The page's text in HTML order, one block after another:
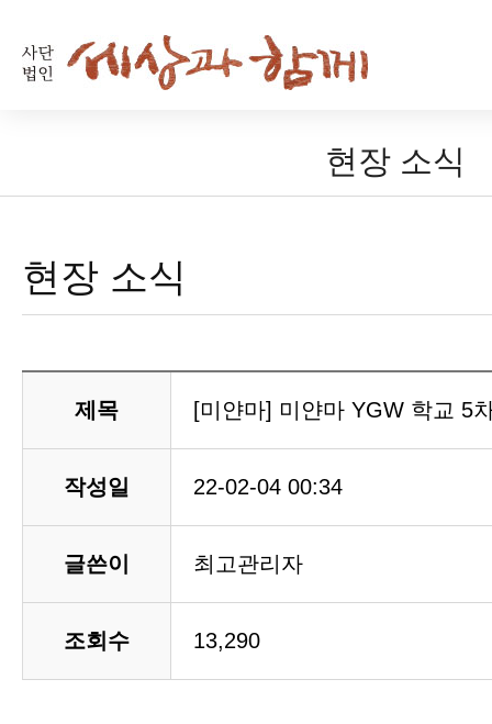
현장 소식
현장 소식
제목 [미얀마] 미얀마 YGW 학교 5
작성일 22-02-04 00:34
글쓴이 최고관리자
조회수 13,290